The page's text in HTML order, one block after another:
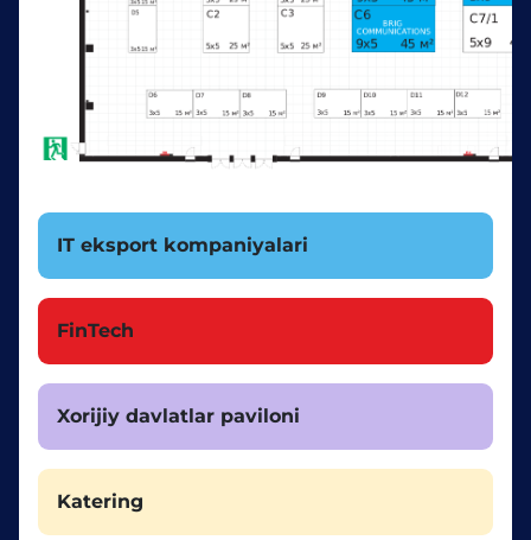
IT eksport kompaniyalari
FinTech
Xorijiy davlatlar paviloni
Katering